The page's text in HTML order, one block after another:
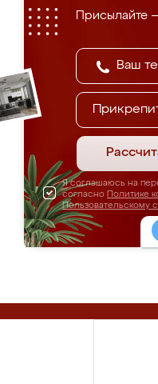
Присылайте
Я соглашаюсь на
согласно Политике
Пользовательскому